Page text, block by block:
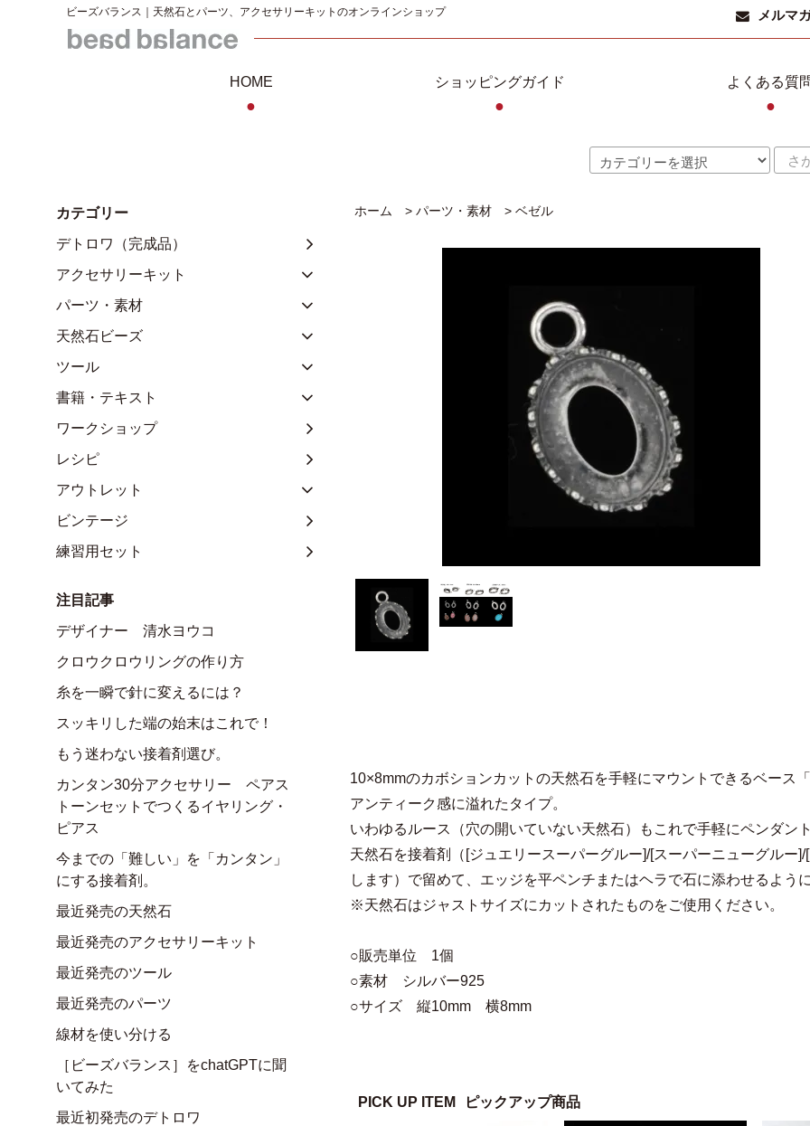
ビーズバランス｜天然石とパーツ、アクセサリーキットのオンラインショップ メルマ
HOME
●
ショッピングガイド
●
よくある質
●
ホーム > パーツ・素材 > ベゼル
10×8mmのカボションカットの天然石を手軽にマウントできるベース
アンティーク感に溢れたタイプ。
いわゆるルース（穴の開いていない天然石）もこれで手軽にペンダン
天然石を接着剤（[ジュエリースーパーグルー]/[スーパーニューグルー]/[
します）で留めて、エッジを平ペンチまたはヘラで石に添わせるよう
※天然石はジャストサイズにカットされたものをご使用ください。
○販売単位 1個
○素材 シルバー925
○サイズ 縦10mm 横8mm
PICK UP ITEM ピックアップ商品
カテゴリー
デトロワ（完成品）
アクセサリーキット
パーツ・素材
天然石ビーズ
ツール
書籍・テキスト
ワークショップ
レシピ
アウトレット
ビンテージ
練習用セット
注目記事
デザイナー 清水ヨウコ
クロウクロウリングの作り方
糸を一瞬で針に変えるには？
スッキリした端の始末はこれで！
もう迷わない接着剤選び。
カンタン30分アクセサリー ペアス
トーンセットでつくるイヤリング・
ピアス
今までの「難しい」を「カンタン」
にする接着剤。
最近発売の天然石
最近発売のアクセサリーキット
最近発売のツール
最近発売のパーツ
線材を使い分ける
［ビーズバランス］をchatGPTに聞
いてみた
最近初発売のデトロワ